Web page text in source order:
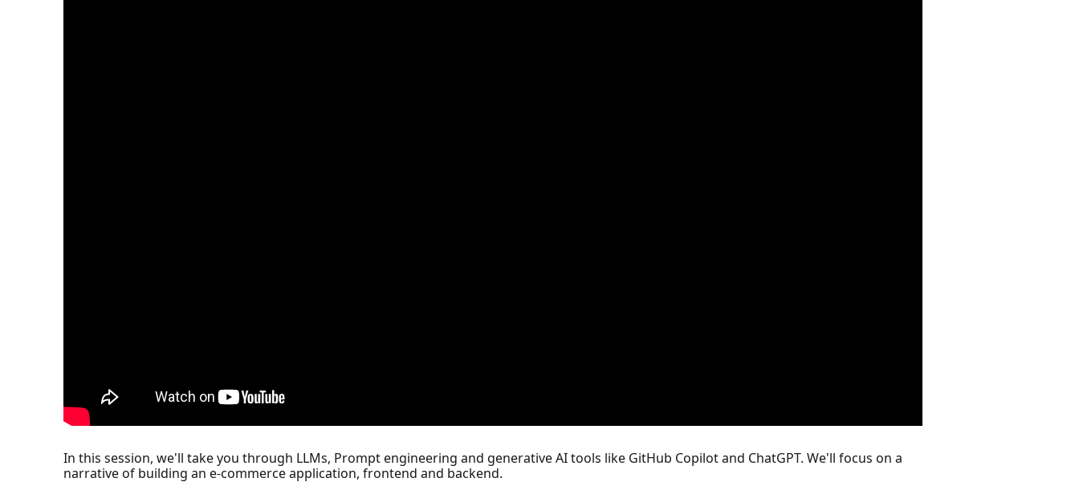
In this session, we'll take you through LLMs, Prompt engineering and generative AI tools like GitHub Copilot and ChatGPT. We'll focus on a
narrative of building an e-commerce application, frontend and backend.